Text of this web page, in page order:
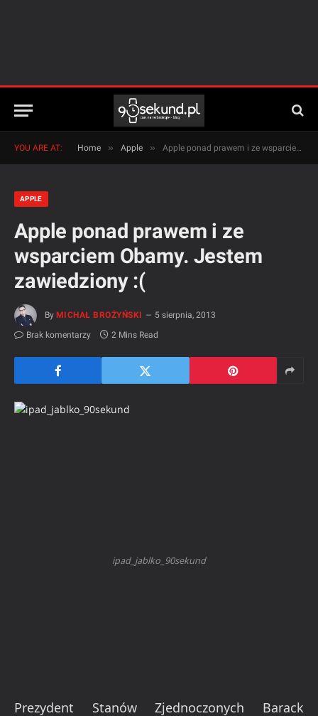
YOU ARE AT: Home » Apple » Apple ponad prawem i ze wsparciem Obamy. Jestem zawiedziony :(
APPLE
Apple ponad prawem i ze
wsparciem Obamy. Jestem
zawiedziony :(
By MICHAŁ BROŻYŃSKI
5 sierpnia, 2013
Brak komentarzy
2 Mins Read
ipad_jablko_90sekund
Prezydent Stanów Zjednoczonych Barack